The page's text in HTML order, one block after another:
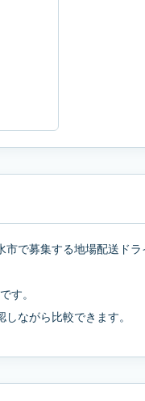
で募集する地場配送ドラ
す。
ながら比較できます。